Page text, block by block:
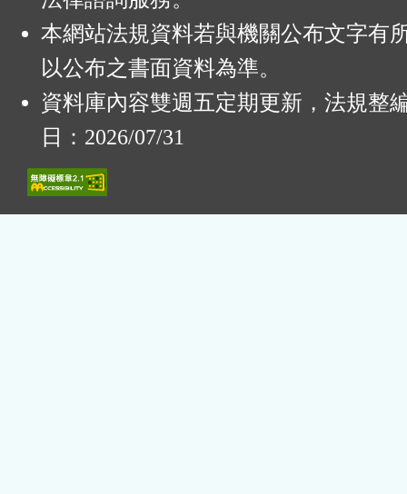
本網站法規資料若與機關公布文字有
以公布之書面資料為準。
資料庫內容雙週五定期更新，法規整
日：2026/07/31